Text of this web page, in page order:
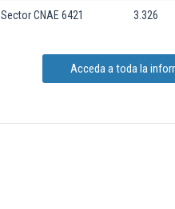
Sector CNAE 6421 3.326
Acceda a toda la